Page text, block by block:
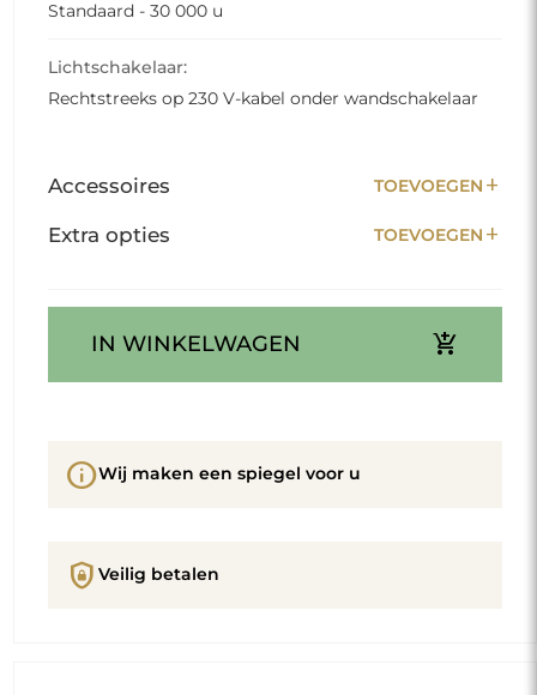
Standaard - 30 000 u
Lichtschakelaar:
Rechtstreeks op 230 V-kabel onder wandschakelaar
Accessoires TOEVOEGEN add
Extra opties TOEVOEGEN add
IN WINKELWAGEN add_shopping_cart
infoWij maken een spiegel voor u
shield_lock Veilig betalen